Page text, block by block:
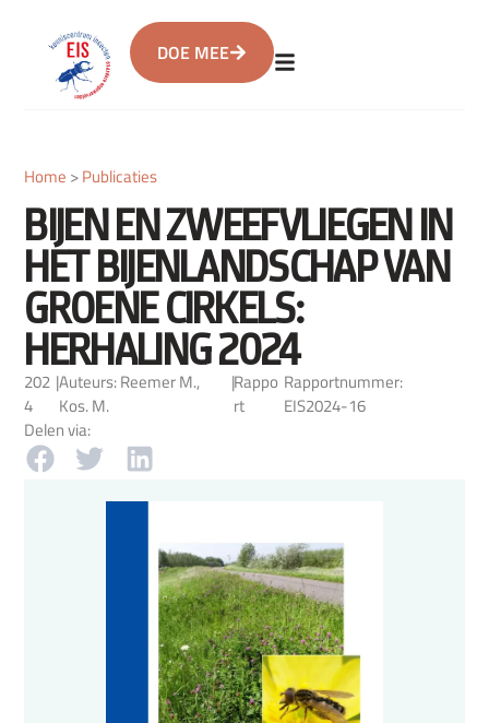
DOE MEE
Home >Publicaties
BIJEN EN ZWEEFVLIEGEN IN
HET BIJENLANDSCHAP VAN
GROENE CIRKELS:
HERHALING 2024
202
4
|Auteurs: Reemer M.,
Kos. M.
|Rappo
rt
Rapportnummer:
EIS2024-16
Delen via: